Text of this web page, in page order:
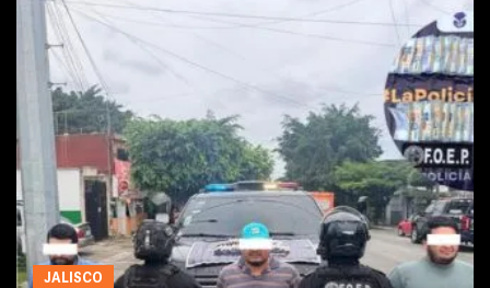
JALISCO